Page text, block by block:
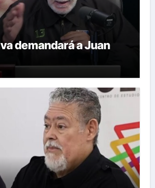
demandará a Juan